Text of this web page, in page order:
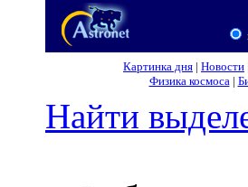
Картинка дня | Новости
Физика космоса|
Найти